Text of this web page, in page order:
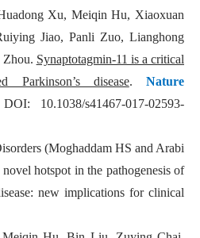
Xu, Meiqin Hu, Xiaoxuan
Jiao, Panli Zuo, Lianghong
Zhou. Synaptotagmin-11 is a critical
Parkinson’s disease.Nature
10.1038/s41467-017-02593-
(Moghaddam HS and Arabi
hotspot in the pathogenesis of
new implications for clinical